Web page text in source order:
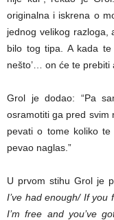
originalna i iskrena o
jednog velikog razloga,
bilo tog tipa. A kada
nešto’… on će te prebiti
Grol je dodao: “Pa
osramotiti ga pred svim
pevati o tome koliko
pevao naglas.”
U prvom stihu Grol je
I’ve had enough/ If you
I’m free and you’ve